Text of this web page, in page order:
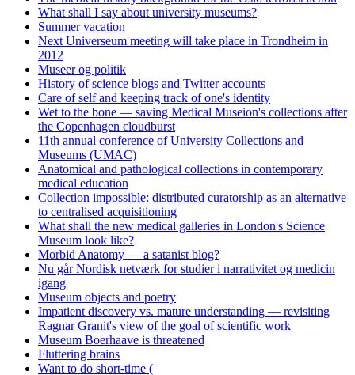
What shall I say about university museums?
Summer vacation
Next Universeum meeting will take place in Trondheim in
2012
Museer og politik
History of science blogs and Twitter accounts
Care of self and keeping track of one's identity
Wet to the bone — saving Medical Museion's collections after
the Copenhagen cloudburst
11th annual conference of University Collections and
Museums (UMAC)
Anatomical and pathological collections in contemporary
medical education
Collection impossible: distributed curatorship as an alternative
to centralised acquisitioning
What shall the new medical galleries in London's Science
Museum look like?
Morbid Anatomy — a satanist blog?
Nu går Nordisk netværk for studier i narrativitet og medicin
igang
Museum objects and poetry
Impatient discovery vs. mature understanding — revisiting
Ragnar Granit's view of the goal of scientific work
Museum Boerhaave is threatened
Fluttering brains
Want to do short-time (